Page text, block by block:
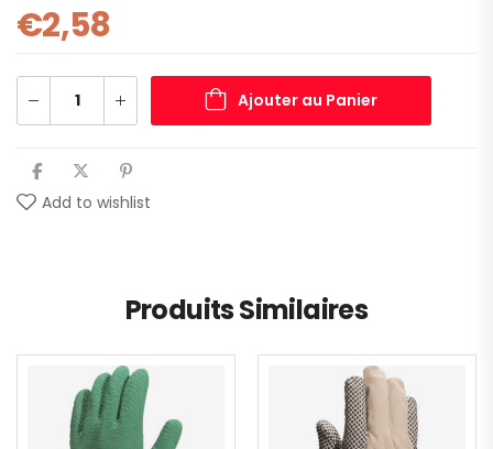
€2,58
Ajouter au Panier
Add to wishlist
Produits Similaires